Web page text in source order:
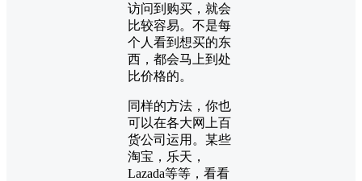
访问到购买，就会
比较容易。不是每
个人看到想买的东
西，都会马上到处
比价格的。
同样的方法，你也
可以在各大网上百
货公司运用。某些
淘宝，乐天，
Lazada等等，看看